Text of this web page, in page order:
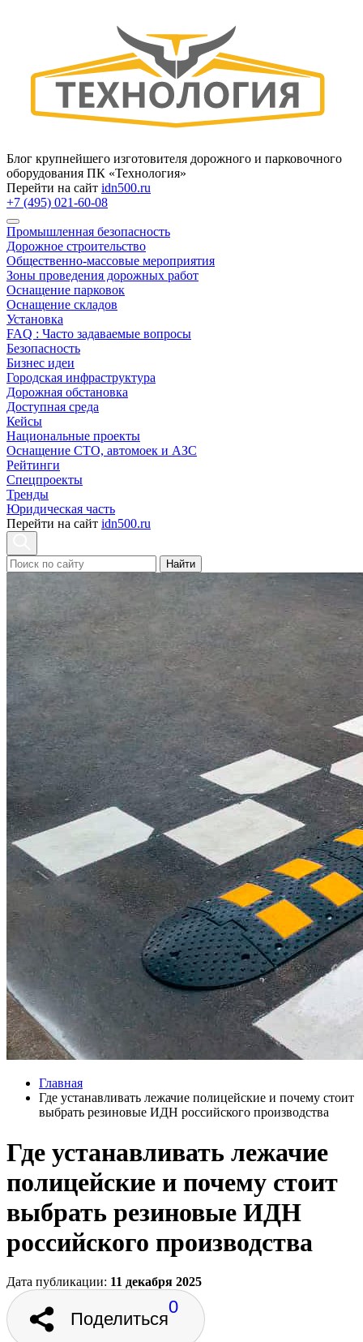
Блог крупнейшего изготовителя дорожного и парковочного
оборудования ПК «Технология»
Перейти на сайт idn500.ru
+7 (495) 021-60-08
Промышленная безопасность
Дорожное строительство
Общественно‑массовые мероприятия
Зоны проведения дорожных работ
Оснащение парковок
Оснащение складов
Установка
FAQ : Часто задаваемые вопросы
Безопасность
Бизнес идеи
Городская инфраструктура
Дорожная обстановка
Доступная среда
Кейсы
Национальные проекты
Оснащение СТО, автомоек и АЗС
Рейтинги
Спецпроекты
Тренды
Юридическая часть
Перейти на сайт idn500.ru
Найти
Главная
Где устанавливать лежачие полицейские и почему стоит
выбрать резиновые ИДН российского производства
Где устанавливать лежачие
полицейские и почему стоит
выбрать резиновые ИДН
российского производства
Дата публикации: 11 декабря 2025
Поделиться
0